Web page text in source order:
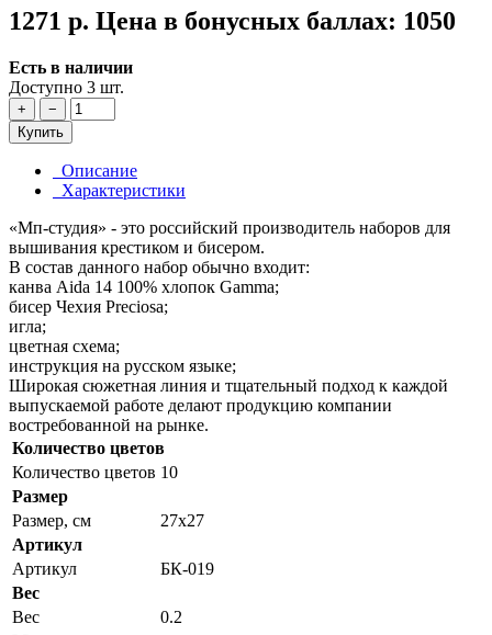
1271 р. Цена в бонусных баллах: 1050
Есть в наличии
Доступно 3 шт.
+
−
Купить
Описание
Характеристики
«Мп-студия» - это российский производитель наборов для
вышивания крестиком и бисером.
В состав данного набор обычно входит:
канва Aida 14 100% хлопок Gamma;
бисер Чехия Preciosa;
игла;
цветная схема;
инструкция на русском языке;
Широкая сюжетная линия и тщательный подход к каждой
выпускаемой работе делают продукцию компании
востребованной на рынке.
Количество цветов
Количество цветов 10
Размер
Размер, см
27x27
Артикул
Артикул
БК-019
Вес
Вес
0.2